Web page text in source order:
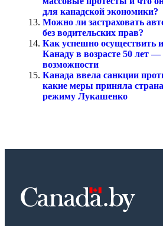
для канадской экономики?
Можно ли застраховать
без водительских прав?
Как успешно осуществить
Канаду в возрасте 50 лет
возможности
Канада ввела санкции
какие меры приняла
режиму Лукашенко